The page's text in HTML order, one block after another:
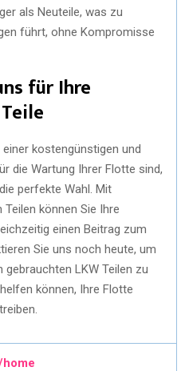
als Neuteile, was zu
führt, ohne Kompromisse
für Ihre
kostengünstigen und
die Wartung Ihrer Flotte sind,
die perfekte Wahl. Mit
können Sie Ihre
einen Beitrag zum
Sie uns noch heute, um
LKW Teilen zu
können, Ihre Flotte